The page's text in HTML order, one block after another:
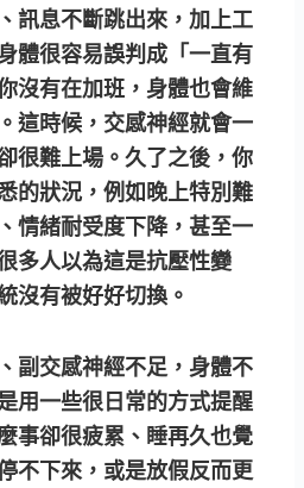
訊息不斷跳出來，加上工
體很容易誤判成「一直有
沒有在加班，身體也會維
這時候，交感神經就會一
很難上場。久了之後，你
的狀況，例如晚上特別難
情緒耐受度下降，甚至一
多人以為這是抗壓性變
沒有被好好切換。
副交感神經不足，身體不
用一些很日常的方式提醒
事卻很疲累、睡再久也覺
不下來，或是放假反而更